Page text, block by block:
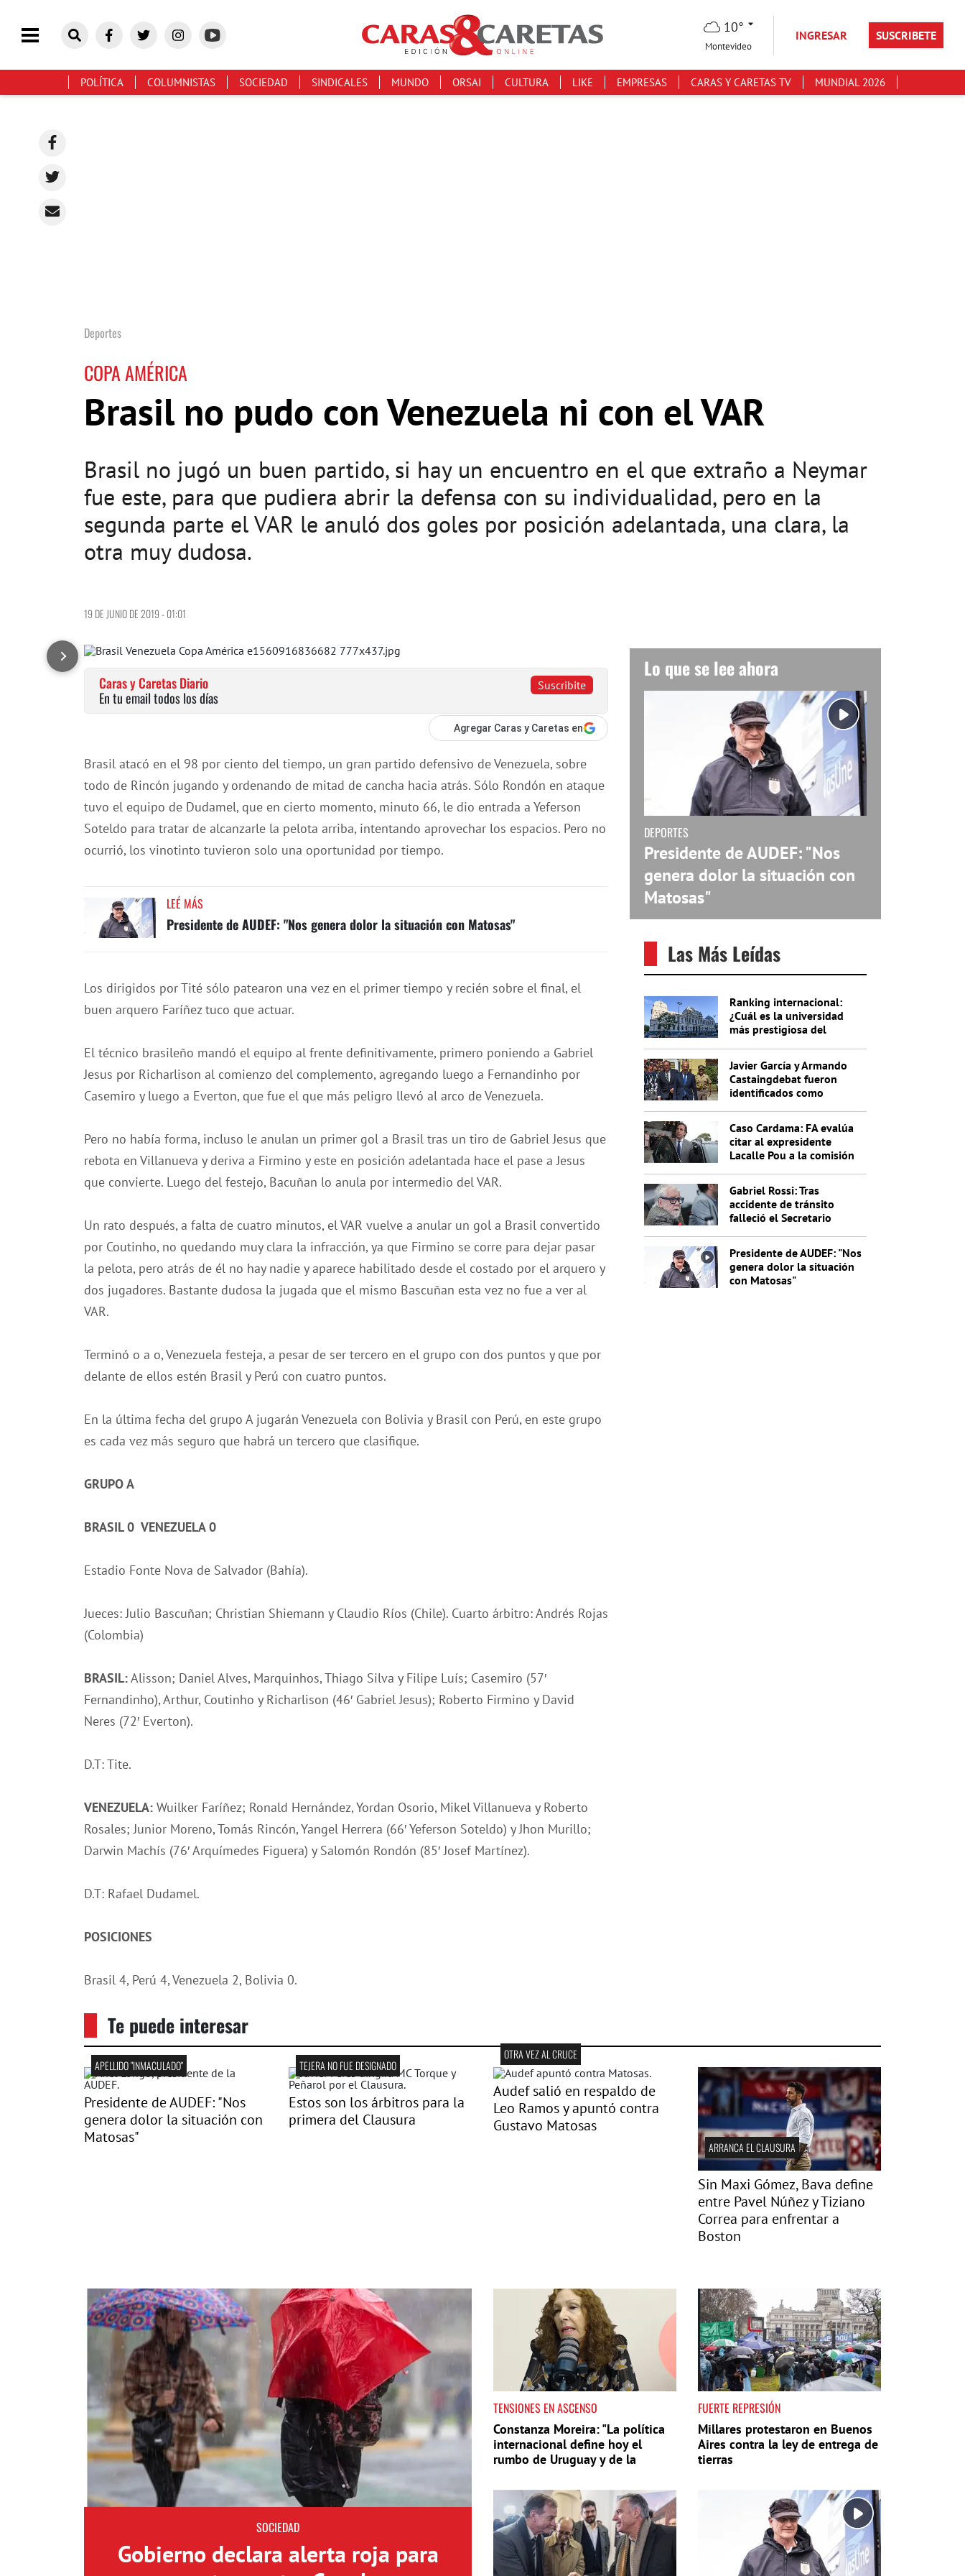
10°
Montevideo
INGRESAR SUSCRIBETE
POLÍTICA COLUMNISTAS SOCIEDAD SINDICALES MUNDO ORSAI CULTURA LIKE EMPRESAS CARAS Y CARETAS TV MUNDIAL 2026
Deportes
COPA AMÉRICA
Brasil no pudo con Venezuela ni con el VAR
Brasil no jugó un buen partido, si hay un encuentro en el que extraño a Neymar
fue este, para que pudiera abrir la defensa con su individualidad, pero en la
segunda parte el VAR le anuló dos goles por posición adelantada, una clara, la
otra muy dudosa.
19 DE JUNIO DE 2019 - 01:01
Suscribite
Caras y Caretas Diario
En tu email todos los días
Agregar Caras y Caretas en
Brasil atacó en el 98 por ciento del tiempo, un gran partido defensivo de Venezuela, sobre
todo de Rincón jugando y ordenando de mitad de cancha hacia atrás. Sólo Rondón en ataque
tuvo el equipo de Dudamel, que en cierto momento, minuto 66, le dio entrada a Yeferson
Soteldo para tratar de alcanzarle la pelota arriba, intentando aprovechar los espacios. Pero no
ocurrió, los vinotinto tuvieron solo una oportunidad por tiempo.
LEÉ MÁS
Presidente de AUDEF: "Nos genera dolor la situación con Matosas"
Los dirigidos por Tité sólo patearon una vez en el primer tiempo y recién sobre el final, el
buen arquero Faríñez tuco que actuar.
El técnico brasileño mandó el equipo al frente definitivamente, primero poniendo a Gabriel
Jesus por Richarlison al comienzo del complemento, agregando luego a Fernandinho por
Casemiro y luego a Everton, que fue el que más peligro llevó al arco de Venezuela.
Pero no había forma, incluso le anulan un primer gol a Brasil tras un tiro de Gabriel Jesus que
rebota en Villanueva y deriva a Firmino y este en posición adelantada hace el pase a Jesus
que convierte. Luego del festejo, Bacuñan lo anula por intermedio del VAR.
Un rato después, a falta de cuatro minutos, el VAR vuelve a anular un gol a Brasil convertido
por Coutinho, no quedando muy clara la infracción, ya que Firmino se corre para dejar pasar
la pelota, pero atrás de él no hay nadie y aparece habilitado desde el costado por el arquero y
dos jugadores. Bastante dudosa la jugada que el mismo Bascuñan esta vez no fue a ver al
VAR.
Terminó o a o, Venezuela festeja, a pesar de ser tercero en el grupo con dos puntos y que por
delante de ellos estén Brasil y Perú con cuatro puntos.
En la última fecha del grupo A jugarán Venezuela con Bolivia y Brasil con Perú, en este grupo
es cada vez más seguro que habrá un tercero que clasifique.
GRUPO A
BRASIL 0 VENEZUELA 0
Estadio Fonte Nova de Salvador (Bahía).
Jueces: Julio Bascuñan; Christian Shiemann y Claudio Ríos (Chile). Cuarto árbitro: Andrés Rojas
(Colombia)
BRASIL:Alisson; Daniel Alves, Marquinhos, Thiago Silva y Filipe Luís; Casemiro (57′
Fernandinho), Arthur, Coutinho y Richarlison (46′ Gabriel Jesus); Roberto Firmino y David
Neres (72′ Everton).
D.T: Tite.
VENEZUELA: Wuilker Faríñez; Ronald Hernández, Yordan Osorio, Mikel Villanueva y Roberto
Rosales; Junior Moreno, Tomás Rincón, Yangel Herrera (66′ Yeferson Soteldo) y Jhon Murillo;
Darwin Machís (76′ Arquímedes Figuera) y Salomón Rondón (85′ Josef Martínez).
D.T: Rafael Dudamel.
POSICIONES
Brasil 4, Perú 4, Venezuela 2, Bolivia 0.
Lo que se lee ahora
DEPORTES
Presidente de AUDEF: "Nos
genera dolor la situación con
Matosas"
Las Más Leídas
Ranking internacional:
¿Cuál es la universidad
más prestigiosa del
Javier García y Armando
Castaingdebat fueron
identificados como
Caso Cardama: FA evalúa
citar al expresidente
Lacalle Pou a la comisión
Gabriel Rossi: Tras
accidente de tránsito
falleció el Secretario
Presidente de AUDEF: "Nos
genera dolor la situación
con Matosas"
Te puede interesar
APELLIDO "INMACULADO"
Presidente de AUDEF: "Nos
genera dolor la situación con
Matosas"
TEJERA NO FUE DESIGNADO
Estos son los árbitros para la
primera del Clausura
OTRA VEZ AL CRUCE
Audef salió en respaldo de
Leo Ramos y apuntó contra
Gustavo Matosas
ARRANCA EL CLAUSURA
Sin Maxi Gómez, Bava define
entre Pavel Núñez y Tiziano
Correa para enfrentar a
Boston
SOCIEDAD
Gobierno declara alerta roja para
TENSIONES EN ASCENSO
Constanza Moreira: "La política
internacional define hoy el
rumbo de Uruguay y de la
FUERTE REPRESIÓN
Millares protestaron en Buenos
Aires contra la ley de entrega de
tierras